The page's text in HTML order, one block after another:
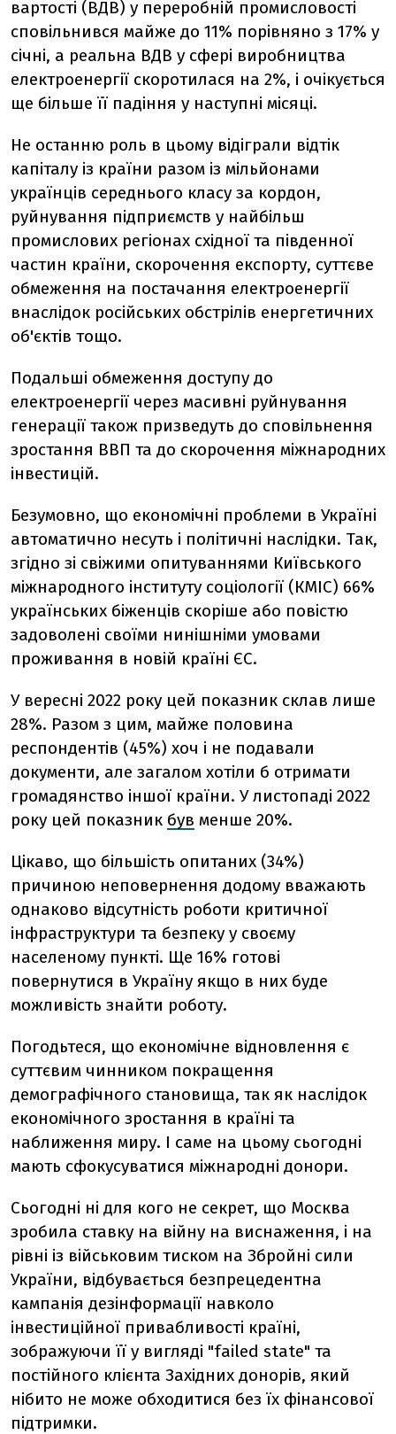
вартості (ВДВ) у переробній промисловості
сповільнився майже до 11% порівняно з 17% у
січні, а реальна ВДВ у сфері виробництва
електроенергії скоротилася на 2%, і очікується
ще більше її падіння у наступні місяці.
Не останню роль в цьому відіграли відтік
капіталу із країни разом із мільйонами
українців середнього класу за кордон,
руйнування підприємств у найбільш
промислових регіонах східної та південної
частин країни, скорочення експорту, суттєве
обмеження на постачання електроенергії
внаслідок російських обстрілів енергетичних
об'єктів тощо.
Подальші обмеження доступу до
електроенергії через масивні руйнування
генерації також призведуть до сповільнення
зростання ВВП та до скорочення міжнародних
інвестицій.
Безумовно, що економічні проблеми в Україні
автоматично несуть і політичні наслідки. Так,
згідно зі свіжими опитуваннями Київського
міжнародного інституту соціології (КМІС) 66%
українських біженців скоріше або повістю
задоволені своїми нинішніми умовами
проживання в новій країні ЄС.
У вересні 2022 року цей показник склав лише
28%. Разом з цим, майже половина
респондентів (45%) хоч і не подавали
документи, але загалом хотіли б отримати
громадянство іншої країни. У листопаді 2022
року цей показник був менше 20%.
Цікаво, що більшість опитаних (34%)
причиною неповернення додому вважають
однаково відсутність роботи критичної
інфраструктури та безпеку у своєму
населеному пункті. Ще 16% готові
повернутися в Україну якщо в них буде
можливість знайти роботу.
Погодьтеся, що економічне відновлення є
суттєвим чинником покращення
демографічного становища, так як наслідок
економічного зростання в країні та
наближення миру. І саме на цьому сьогодні
мають сфокусуватися міжнародні донори.
Сьогодні ні для кого не секрет, що Москва
зробила ставку на війну на виснаження, і на
рівні із військовим тиском на Збройні сили
України, відбувається безпрецедентна
кампанія дезінформації навколо
інвестиційної привабливості країні,
зображуючи її у вигляді "failed state" та
постійного клієнта Західних донорів, який
нібито не може обходитися без їх фінансової
підтримки.